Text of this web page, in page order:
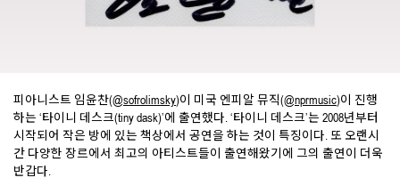
피아니스트 임윤찬(@sofrolimsky)이 미국 엔피알 뮤직(@nprmusic)이 진행
하는 ‘타이니 데스크(tiny dask)’에 출연했다. ‘타이니 데스크’는 2008년부터
시작되어 작은 방에 있는 책상에서 공연을 하는 것이 특징이다. 또 오랜시
간 다양한 장르에서 최고의 아티스트들이 출연해왔기에 그의 출연이 더욱
반갑다.